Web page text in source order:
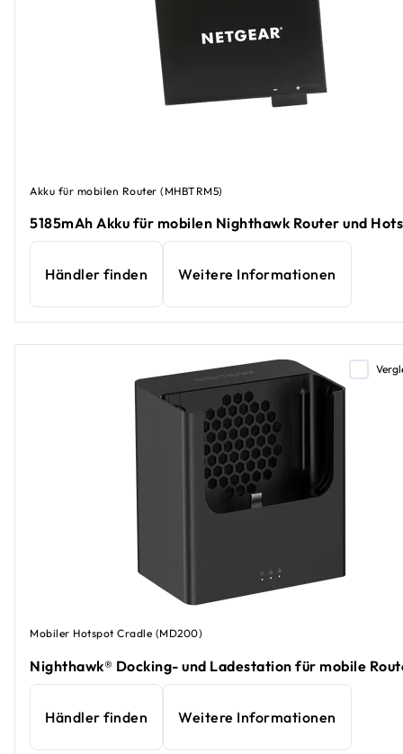
Akku für mobilen Router (MHBTRM5)
5185mAh Akku für mobilen Nighthawk Router und
Händler finden Weitere Informationen
Mobiler Hotspot Cradle (MD200)
Nighthawk® Docking- und Ladestation für mobile
Händler finden Weitere Informationen